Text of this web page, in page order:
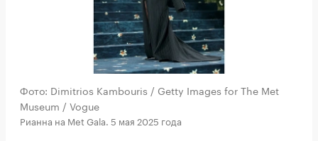
Фото: Dimitrios Kambouris / Getty Images for The Met
Museum / Vogue
Рианна на Met Gala. 5 мая 2025 года